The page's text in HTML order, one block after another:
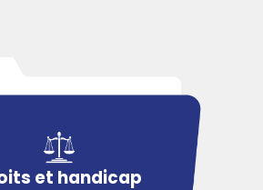
et handicap